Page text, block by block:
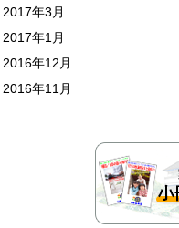
2017年3月
2017年1月
2016年12月
2016年11月